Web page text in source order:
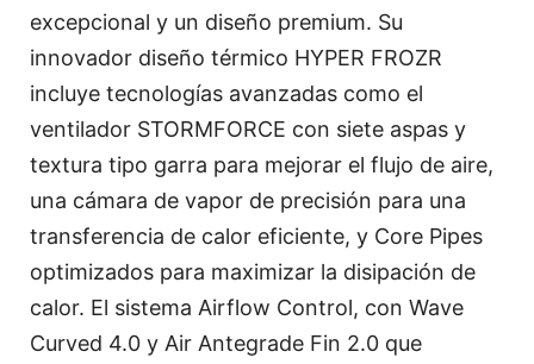
excepcional y un diseño premium. Su
innovador diseño térmico HYPER FROZR
incluye tecnologías avanzadas como el
ventilador STORMFORCE con siete aspas y
textura tipo garra para mejorar el flujo de aire,
una cámara de vapor de precisión para una
transferencia de calor eficiente, y Core Pipes
optimizados para maximizar la disipación de
calor. El sistema Airflow Control, con Wave
Curved 4.0 y Air Antegrade Fin 2.0 que